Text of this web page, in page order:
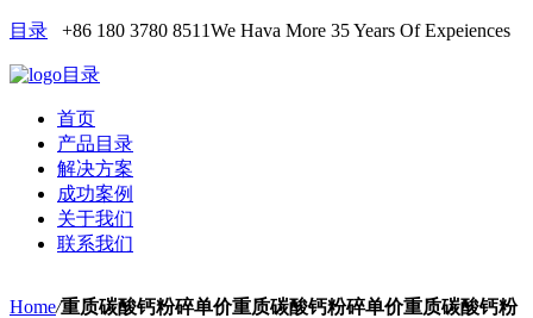
目录 +86 180 3780 8511We Hava More 35 Years Of Expeiences
目录
首页
产品目录
解决方案
成功案例
关于我们
联系我们
Home/重质碳酸钙粉碎单价重质碳酸钙粉碎单价重质碳酸钙粉